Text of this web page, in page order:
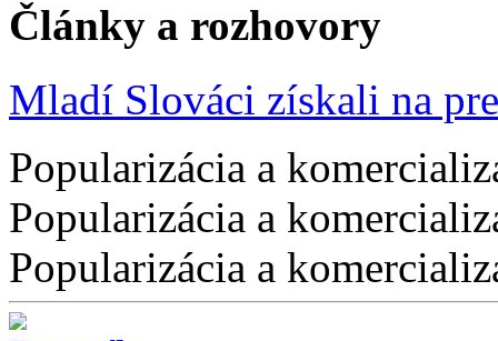
Články a rozhovory
Mladí Slováci získali na
Popularizácia a
Popularizácia a
Popularizácia a